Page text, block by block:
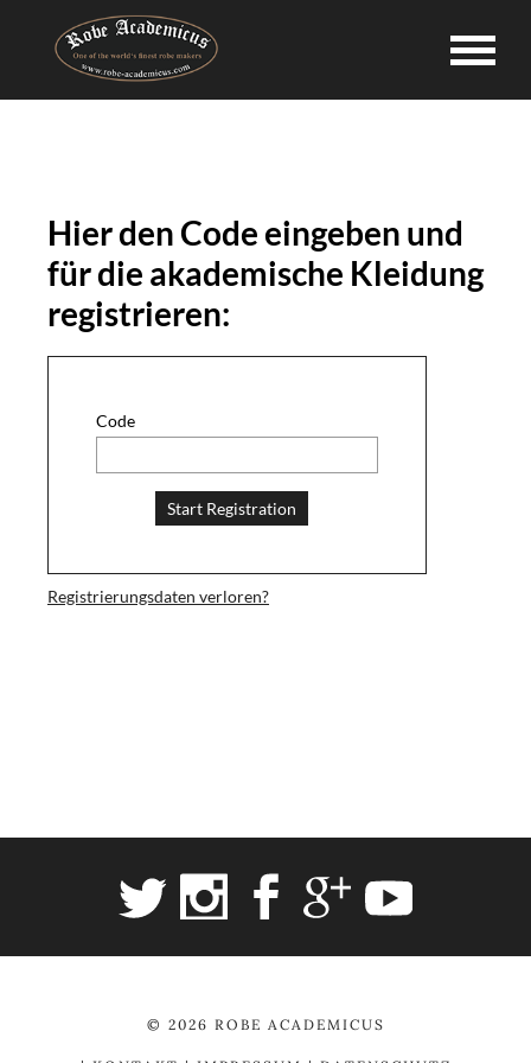
Hier den Code eingeben und
für die akademische Kleidung
registrieren:
Code
Registrierungsdaten verloren?
© 2026 ROBE ACADEMICUS